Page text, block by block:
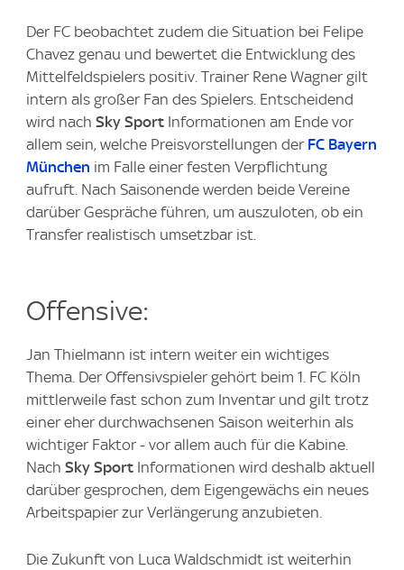
Der FC beobachtet zudem die Situation bei Felipe
Chavez genau und bewertet die Entwicklung des
Mittelfeldspielers positiv. Trainer Rene Wagner gilt
intern als großer Fan des Spielers. Entscheidend
wird nach Sky Sport Informationen am Ende vor
allem sein, welche Preisvorstellungen der FC Bayern
München im Falle einer festen Verpflichtung
aufruft. Nach Saisonende werden beide Vereine
darüber Gespräche führen, um auszuloten, ob ein
Transfer realistisch umsetzbar ist.
Offensive:
Jan Thielmann ist intern weiter ein wichtiges
Thema. Der Offensivspieler gehört beim 1. FC Köln
mittlerweile fast schon zum Inventar und gilt trotz
einer eher durchwachsenen Saison weiterhin als
wichtiger Faktor - vor allem auch für die Kabine.
Nach Sky Sport Informationen wird deshalb aktuell
darüber gesprochen, dem Eigengewächs ein neues
Arbeitspapier zur Verlängerung anzubieten.
Die Zukunft von Luca Waldschmidt ist weiterhin